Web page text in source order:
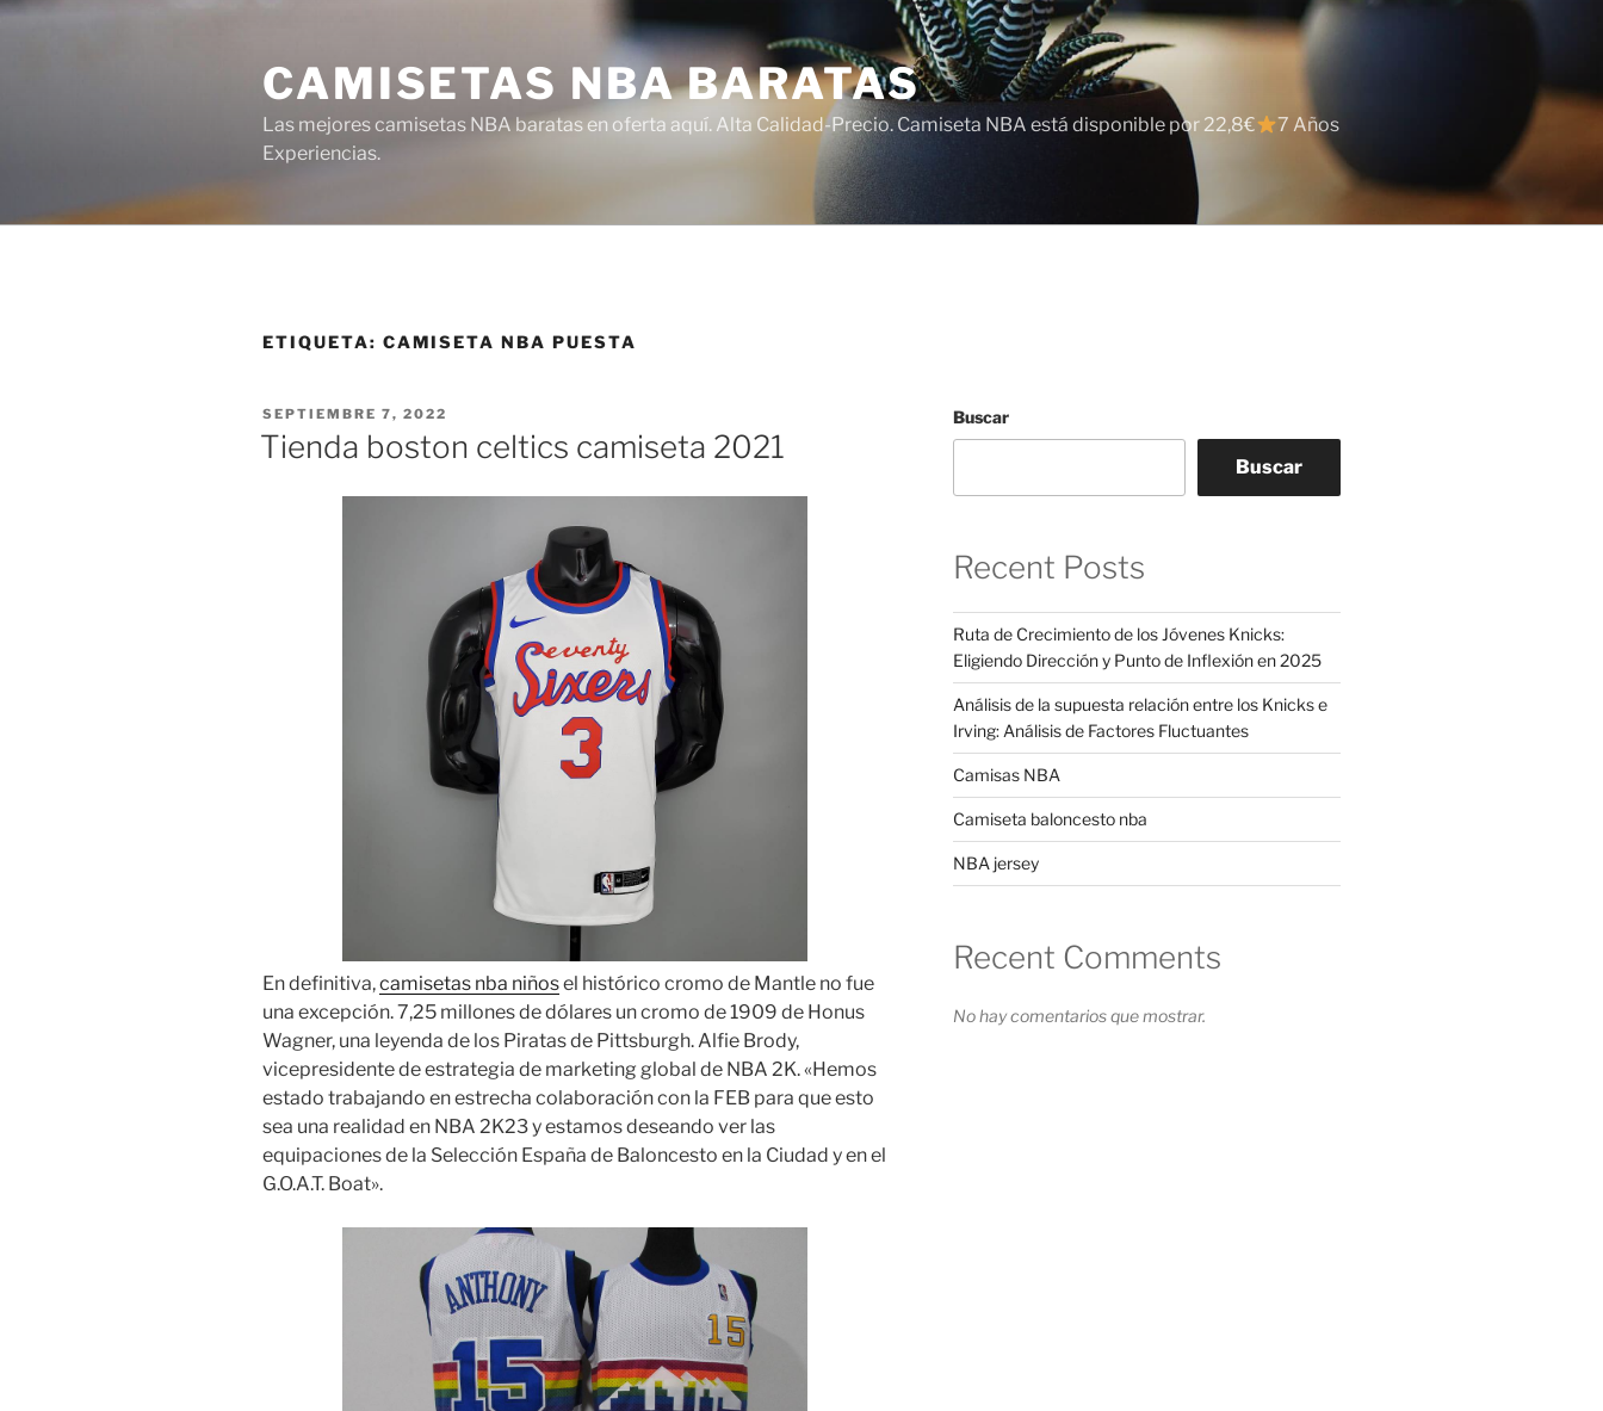
Saltar
CAMISETAS NBA BARATAS
Las mejores camisetas NBA baratas en oferta aquí. Alta Calidad-Precio. Camiseta NBA está disponible por 22,8€
7 Años
Experiencias.
ETIQUETA: CAMISETA NBA PUESTA
PUBLICADO
EL
SEPTIEMBRE 7, 2022
Tienda boston celtics camiseta 2021
En definitiva,camisetas nba niñosel histórico cromo de Mantle no fue
una excepción. 7,25 millones de dólares un cromo de 1909 de Honus
Wagner, una leyenda de los Piratas de Pittsburgh. Alfie Brody,
vicepresidente de estrategia de marketing global de NBA 2K. «Hemos
estado trabajando en estrecha colaboración con la FEB para que esto
sea una realidad en NBA 2K23 y estamos deseando ver las
equipaciones de la Selección España de Baloncesto en la Ciudad y en el
G.O.A.T. Boat».
Buscar
Buscar
Recent Posts
Ruta de Crecimiento de los Jóvenes Knicks:
Eligiendo Dirección y Punto de Inflexión en 2025
Análisis de la supuesta relación entre los Knicks e
Irving: Análisis de Factores Fluctuantes
Camisas NBA
Camiseta baloncesto nba
NBA jersey
Recent Comments
No hay comentarios que mostrar.